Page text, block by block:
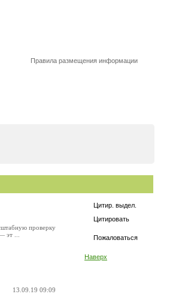
Правила размещения информации
Цитир. выдел.
Цитировать
Пожаловаться
Наверх
проверку
эт ...
13.09.19 09:09